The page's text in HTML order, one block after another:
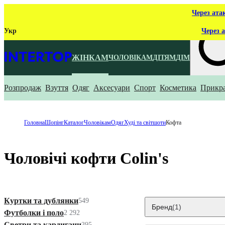
Через
Укр Через
ЖІНКАМЧОЛОВІКАМДІТЯМДІМ
Що ти
Розпродаж Взуття Одяг Аксесуари Спорт Косметика
ГоловнаШопінгКаталогЧоловікамОдягХуді та світшотиКофта
Чоловічі кофти Colin's
Куртки та дублянки549
Футболки і поло2 292
Бренд(1)